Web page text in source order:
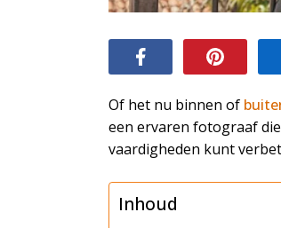
Of het nu binnen of
een ervaren fotograaf
vaardigheden kunt
Inhoud